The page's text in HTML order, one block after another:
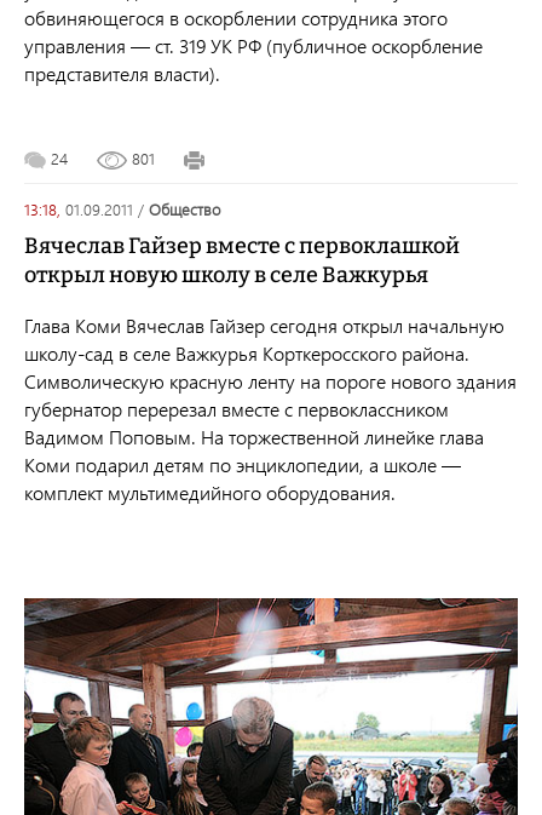
обвиняющегося в оскорблении сотрудника этого
управления — ст. 319 УК РФ (публичное оскорбление
представителя власти).
24 801
13:18, 01.09.2011 / общество
Вячеслав Гайзер вместе с первоклашкой
открыл новую школу в селе Важкурья
Глава Коми Вячеслав Гайзер сегодня открыл начальную
школу-сад в селе Важкурья Корткеросского района.
Символическую красную ленту на пороге нового здания
губернатор перерезал вместе с первоклассником
Вадимом Поповым. На торжественной линейке глава
Коми подарил детям по энциклопедии, а школе —
комплект мультимедийного оборудования.